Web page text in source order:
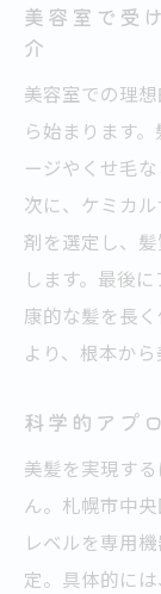
美容室で受
介
美容室での理
ら始まります
ージやくせ毛
次に、ケミカ
剤を選定し、
します。最後
康的な髪を長
より、根本から
科学的アプ
美髪を実現す
ん。札幌市中
レベルを専用
定。具体的に